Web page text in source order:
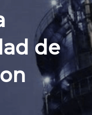
de